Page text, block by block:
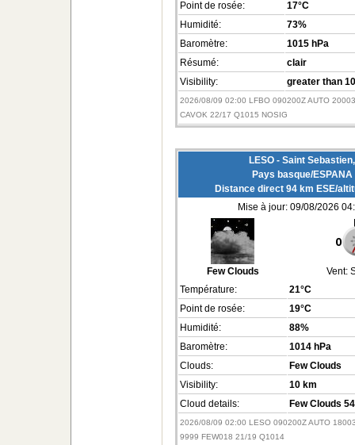
Point de rosée:
17°C
Humidité:
73%
Baromètre:
1015 hPa
Résumé:
clair
Visibility:
greater than
2026/08/09 02:00 LFBO 090200Z AUTO
CAVOK 22/17 Q1015 NOSIG
LESO - Saint Sebastien,
Pays basque/ESPANA
Distance direct 94 km ESE/
Mise à jour: 09/08/2026
Few Clouds Vent:
Température:
21°C
Point de rosée:
19°C
Humidité:
88%
Baromètre:
1014 hPa
Clouds:
Few Clouds
Visibility:
10 km
Cloud details:
Few Clouds
2026/08/09 02:00 LESO 090200Z AUTO
9999 FEW018 21/19 Q1014